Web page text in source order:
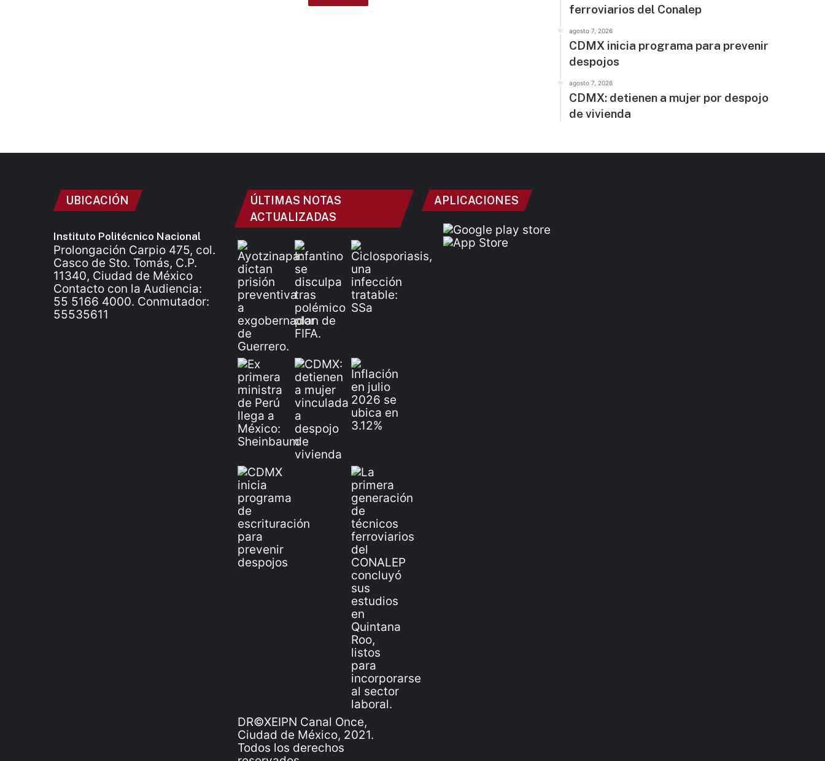
ferroviarios del Conalep
agosto 7, 2026
CDMX inicia programa para prevenir
despojos
agosto 7, 2026
CDMX: detienen a mujer por despojo
de vivienda
UBICACIÓN
Instituto Politécnico Nacional
Prolongación Carpio 475, col.
Casco de Sto. Tomás, C.P.
11340, Ciudad de México
Contacto con la Audiencia:
55 5166 4000. Conmutador:
55535611
ÚLTIMAS NOTAS
ACTUALIZADAS
DR©XEIPN Canal Once,
Ciudad de México, 2021.
Todos los derechos
APLICACIONES